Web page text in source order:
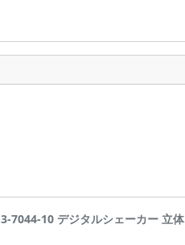
3-7044-10 デジタルシェーカー 立